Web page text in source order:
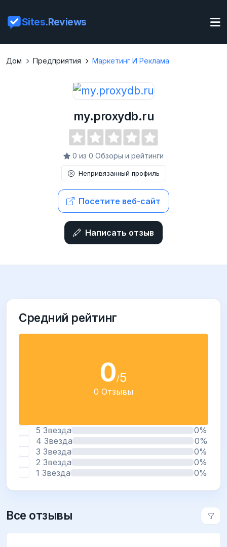
Sites.Reviews
Дом Предприятия Маркетинг И Реклама
my.proxydb.ru
0 из 0 Обзоры и рейтинги
Непривязанный профиль
Посетите веб-сайт
Написать отзыв
Средний рейтинг
0/5
0 Отзывы
5 Звезда
0%
4 Звезда
0%
3 Звезда
0%
2 Звезда
0%
1 Звезда
0%
Все отзывы